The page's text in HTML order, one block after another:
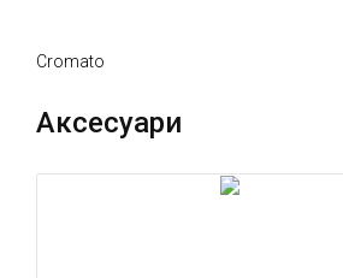
Cromato
Аксесуари